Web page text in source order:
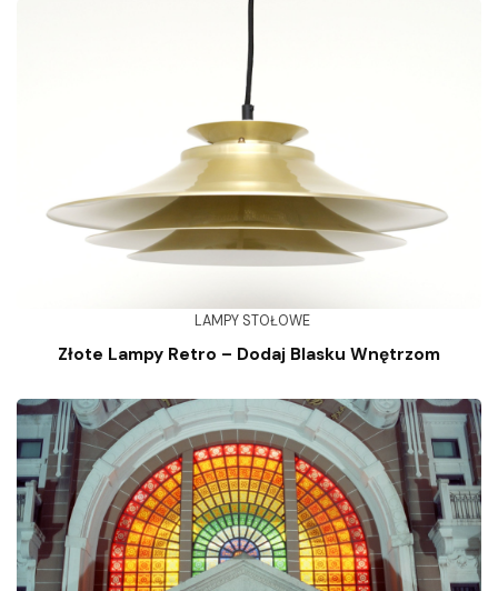
LAMPY STOŁOWE
Złote Lampy Retro – Dodaj Blasku Wnętrzom